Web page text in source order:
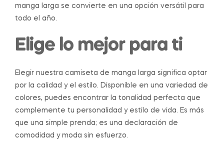
manga larga se convierte en una opción versátil para
todo el año.
Elige lo mejor para ti
Elegir nuestra camiseta de manga larga significa optar
por la calidad y el estilo. Disponible en una variedad de
colores, puedes encontrar la tonalidad perfecta que
complemente tu personalidad y estilo de vida. Es más
que una simple prenda; es una declaración de
comodidad y moda sin esfuerzo.